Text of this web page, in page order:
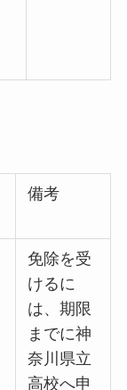
備考
免除を受
けるに
は、期限
までに神
奈川県立
高校へ申